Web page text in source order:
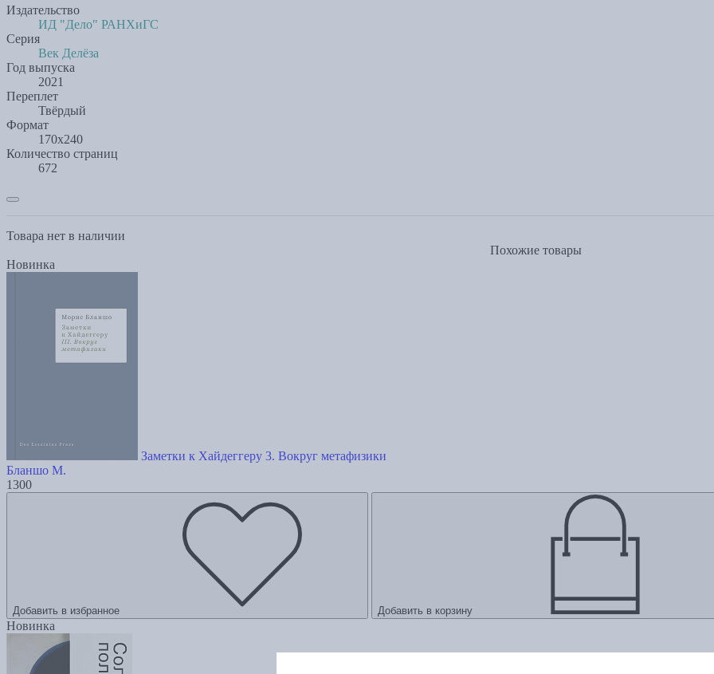
Издательство
ИД "Дело" РАНХиГС
Серия
Век Делёза
Год выпуска
2021
Переплет
Твёрдый
Формат
170х240
Количество страниц
672
Товара нет в наличии
Похожие товары
Новинка
Заметки к Хайдеггеру 3. Вокруг метафизики
Бланшо М.
1300
Добавить в избранное Добавить в корзину
Новинка